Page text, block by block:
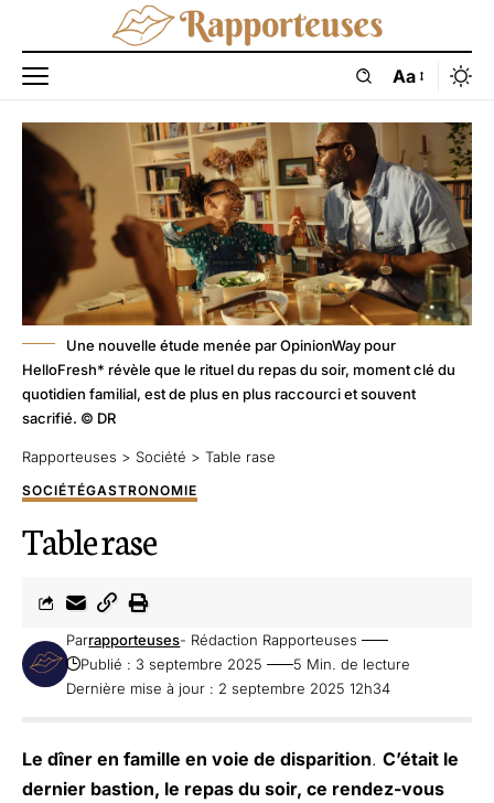
Aa
Une nouvelle étude menée par OpinionWay pour
HelloFresh* révèle que le rituel du repas du soir, moment clé du
quotidien familial, est de plus en plus raccourci et souvent
sacrifié. © DR
Rapporteuses > Société > Table rase
SOCIÉTÉGASTRONOMIE
Table rase
Dernière mise à jour : 2 septembre 2025 12h34
Parrapporteuses- Rédaction Rapporteuses
Publié : 3 septembre 2025
5 Min. de lecture
Le dîner en famille en voie de disparition. C’était le
dernier bastion, le repas du soir, ce rendez-vous